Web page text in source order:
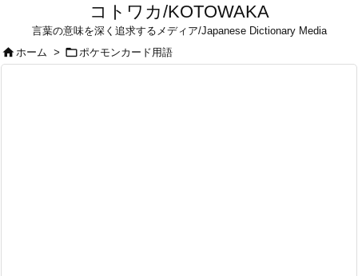
コトワカ/KOTOWAKA
言葉の意味を深く追求するメディア/Japanese Dictionary Media
ホーム > ポケモンカード用語